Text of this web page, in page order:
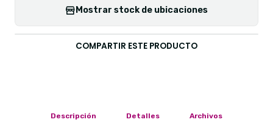
Mostrar stock de ubicaciones
COMPARTIR ESTE PRODUCTO
Descripción Detalles Archivos